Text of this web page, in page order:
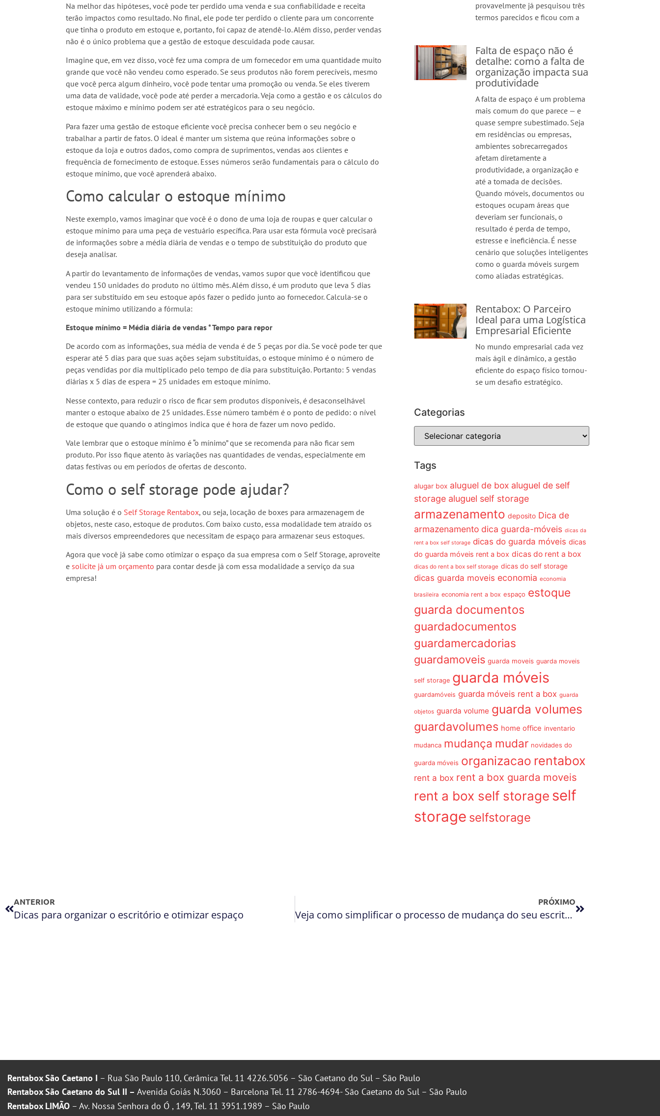
Na melhor das hipóteses, você pode ter perdido uma venda e sua confiabilidade e receita
terão impactos como resultado. No final, ele pode ter perdido o cliente para um concorrente
que tinha o produto em estoque e, portanto, foi capaz de atendê-lo. Além disso, perder vendas
não é o único problema que a gestão de estoque descuidada pode causar.
Imagine que, em vez disso, você fez uma compra de um fornecedor em uma quantidade muito
grande que você não vendeu como esperado. Se seus produtos não forem perecíveis, mesmo
que você perca algum dinheiro, você pode tentar uma promoção ou venda. Se eles tiverem
uma data de validade, você pode até perder a mercadoria. Veja como a gestão e os cálculos do
estoque máximo e mínimo podem ser até estratégicos para o seu negócio.
Para fazer uma gestão de estoque eficiente você precisa conhecer bem o seu negócio e
trabalhar a partir de fatos. O ideal é manter um sistema que reúna informações sobre o
estoque da loja e outros dados, como compra de suprimentos, vendas aos clientes e
frequência de fornecimento de estoque. Esses números serão fundamentais para o cálculo do
estoque mínimo, que você aprenderá abaixo.
Como calcular o estoque mínimo
Neste exemplo, vamos imaginar que você é o dono de uma loja de roupas e quer calcular o
estoque mínimo para uma peça de vestuário específica. Para usar esta fórmula você precisará
de informações sobre a média diária de vendas e o tempo de substituição do produto que
deseja analisar.
A partir do levantamento de informações de vendas, vamos supor que você identificou que
vendeu 150 unidades do produto no último mês. Além disso, é um produto que leva 5 dias
para ser substituído em seu estoque após fazer o pedido junto ao fornecedor. Calcula-se o
estoque mínimo utilizando a fórmula:
Estoque mínimo = Média diária de vendas * Tempo para repor
De acordo com as informações, sua média de venda é de 5 peças por dia. Se você pode ter que
esperar até 5 dias para que suas ações sejam substituídas, o estoque mínimo é o número de
peças vendidas por dia multiplicado pelo tempo de dia para substituição. Portanto: 5 vendas
diárias x 5 dias de espera = 25 unidades em estoque mínimo.
Nesse contexto, para reduzir o risco de ficar sem produtos disponíveis, é desaconselhável
manter o estoque abaixo de 25 unidades. Esse número também é o ponto de pedido: o nível
de estoque que quando o atingimos indica que é hora de fazer um novo pedido.
Vale lembrar que o estoque mínimo é “o mínimo” que se recomenda para não ficar sem
produto. Por isso fique atento às variações nas quantidades de vendas, especialmente em
datas festivas ou em períodos de ofertas de desconto.
Como o self storage pode ajudar?
Uma solução é o Self Storage Rentabox, ou seja, locação de boxes para armazenagem de
objetos, neste caso, estoque de produtos. Com baixo custo, essa modalidade tem atraído os
mais diversos empreendedores que necessitam de espaço para armazenar seus estoques.
Agora que você já sabe como otimizar o espaço da sua empresa com o Self Storage, aproveite
e solicite já um orçamento para contar desde já com essa modalidade a serviço da sua
empresa!
provavelmente já pesquisou três
termos parecidos e ficou com a
Falta de espaço não é
detalhe: como a falta de
organização impacta sua
produtividade
A falta de espaço é um problema
mais comum do que parece — e
quase sempre subestimado. Seja
em residências ou empresas,
ambientes sobrecarregados
afetam diretamente a
produtividade, a organização e
até a tomada de decisões.
Quando móveis, documentos ou
estoques ocupam áreas que
deveriam ser funcionais, o
resultado é perda de tempo,
estresse e ineficiência. É nesse
cenário que soluções inteligentes
como o guarda móveis surgem
como aliadas estratégicas.
Rentabox: O Parceiro
Ideal para uma Logística
Empresarial Eficiente
No mundo empresarial cada vez
mais ágil e dinâmico, a gestão
eficiente do espaço físico tornou-
se um desafio estratégico.
Categorias
Tags
alugar box aluguel de box aluguel de self
storage aluguel self storage
armazenamento deposito Dica de
armazenamento dica guarda-móveis dicas da
rent a box self storage dicas do guarda móveis dicas
do guarda móveis rent a box dicas do rent a box
dicas do rent a box self storage dicas do self storage
dicas guarda moveis economia economia
brasileira economia rent a box espaço estoque
guarda documentos
guardadocumentos
guardamercadorias
guardamoveis guarda moveis guarda moveis
self storage guarda móveis
guardamóveis guarda móveis rent a box guarda
objetos guarda volume guarda volumes
guardavolumes home office inventario
mudanca mudança mudar novidades do
guarda móveis organizacao rentabox
rent a box rent a box guarda moveis
rent a box self storage self
storage selfstorage
ANTERIOR
Dicas para organizar o escritório e otimizar espaço
PRÓXIMO
Veja como simplificar o processo de mudança do seu escritório
Rentabox São Caetano I – Rua São Paulo 110, Cerâmica Tel. 11 4226.5056 – São Caetano do Sul – São Paulo
Rentabox São Caetano do Sul II – Avenida Goiás N.3060 – Barcelona Tel. 11 2786-4694- São Caetano do Sul – São Paulo
Rentabox LIMÃO – Av. Nossa Senhora do Ó , 149, Tel. 11 3951.1989 – São Paulo